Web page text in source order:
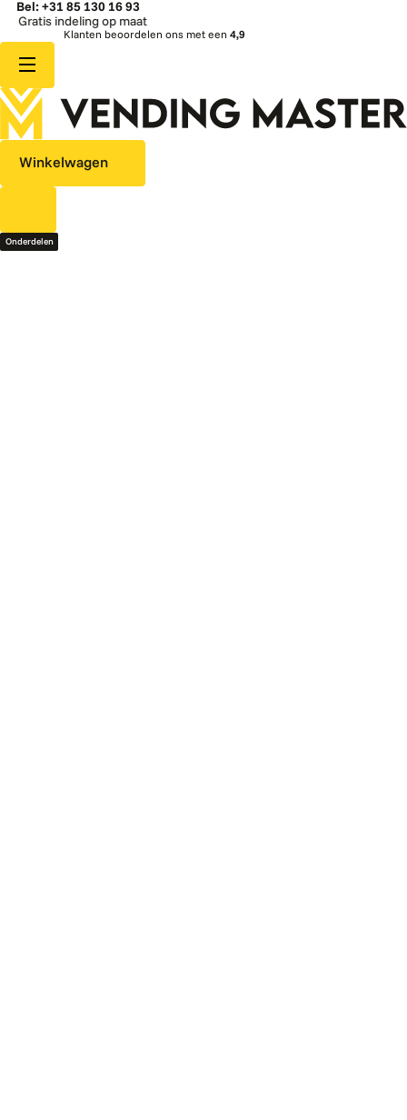
Bel: +31 85 130 16 93
indeling op maat
Klanten beoordelen ons met een 4,9
Winkelwagen
Onderdelen